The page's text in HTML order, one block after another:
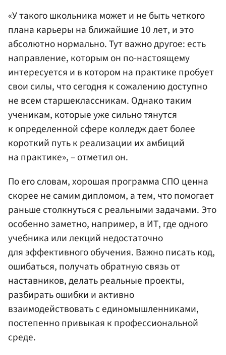
«У такого школьника может и не быть четкого
плана карьеры на ближайшие 10 лет, и это
абсолютно нормально. Тут важно другое: есть
направление, которым он по-настоящему
интересуется и в котором на практике пробует
свои силы, что сегодня к сожалению доступно
не всем старшеклассникам. Однако таким
ученикам, которые уже сильно тянутся
к определенной сфере колледж дает более
короткий путь к реализации их амбиций
на практике», – отметил он.
По его словам, хорошая программа СПО ценна
скорее не самим дипломом, а тем, что помогает
раньше столкнуться с реальными задачами. Это
особенно заметно, например, в ИТ, где одного
учебника или лекций недостаточно
для эффективного обучения. Важно писать код,
ошибаться, получать обратную связь от
наставников, делать реальные проекты,
разбирать ошибки и активно
взаимодействовать с единомышленниками,
постепенно привыкая к профессиональной
среде.